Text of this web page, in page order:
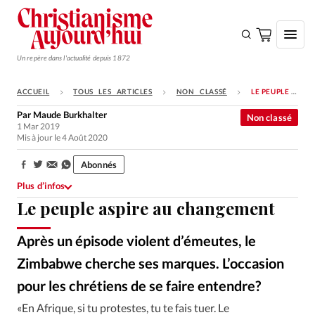
Un repère dans l'actualité depuis 1872
S'ABONNER
Monde
Opinions
Tous les articles
Faire un don
Emploi
Se connecter
ACCUEIL TOUS LES ARTICLES NON CLASSÉ LE PEUPLE ASPIRE AU CHANGEMENT
Le peuple aspire au changement
Après un épisode violent d’émeutes, le
Zimbabwe cherche ses marques. L’occasion
pour les chrétiens de se faire entendre?
Non classé
Par Maude Burkhalter
1 Mar 2019
Mis à jour le 4 Août 2020
Partager:
Abonnés
Plus d’infos
«En Afrique, si tu protestes, tu te fais tuer. Le